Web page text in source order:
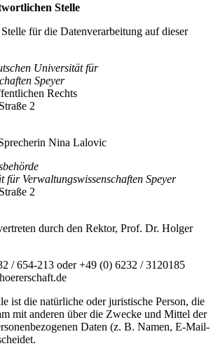
Stelle
für die Datenverarbeitung auf dieser
Universität für
Speyer
Rechts
2
Nina Lalovic
für Verwaltungswissenschaften Speyer
2
durch den Rektor, Prof. Dr. Holger
/ 654-213 oder +49 (0) 6232 / 3120185
ist die natürliche oder juristische Person, die
mit anderen über die Zwecke und Mittel der
Daten (z. B. Namen, E-Mail-